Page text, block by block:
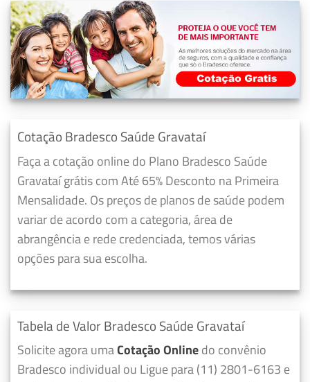
Cotação Bradesco Saúde Gravataí
Faça a cotação online do Plano Bradesco Saúde
Gravataí grátis com Até 65% Desconto na Primeira
Mensalidade. Os preços de planos de saúde podem
variar de acordo com a categoria, área de
abrangência e rede credenciada, temos várias
opções para sua escolha.
Tabela de Valor Bradesco Saúde Gravataí
Solicite agora umaCotação Onlinedo convênio
Bradesco individual ou Ligue para (11) 2801-6163 e